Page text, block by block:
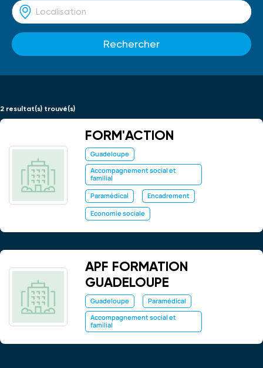
2 resultat(s) trouvé(s)
FORM'ACTION
Guadeloupe
Accompagnement social et
familial
Paramédical
Encadrement
Economie sociale
APF FORMATION
GUADELOUPE
Guadeloupe
Paramédical
Accompagnement social et
familial